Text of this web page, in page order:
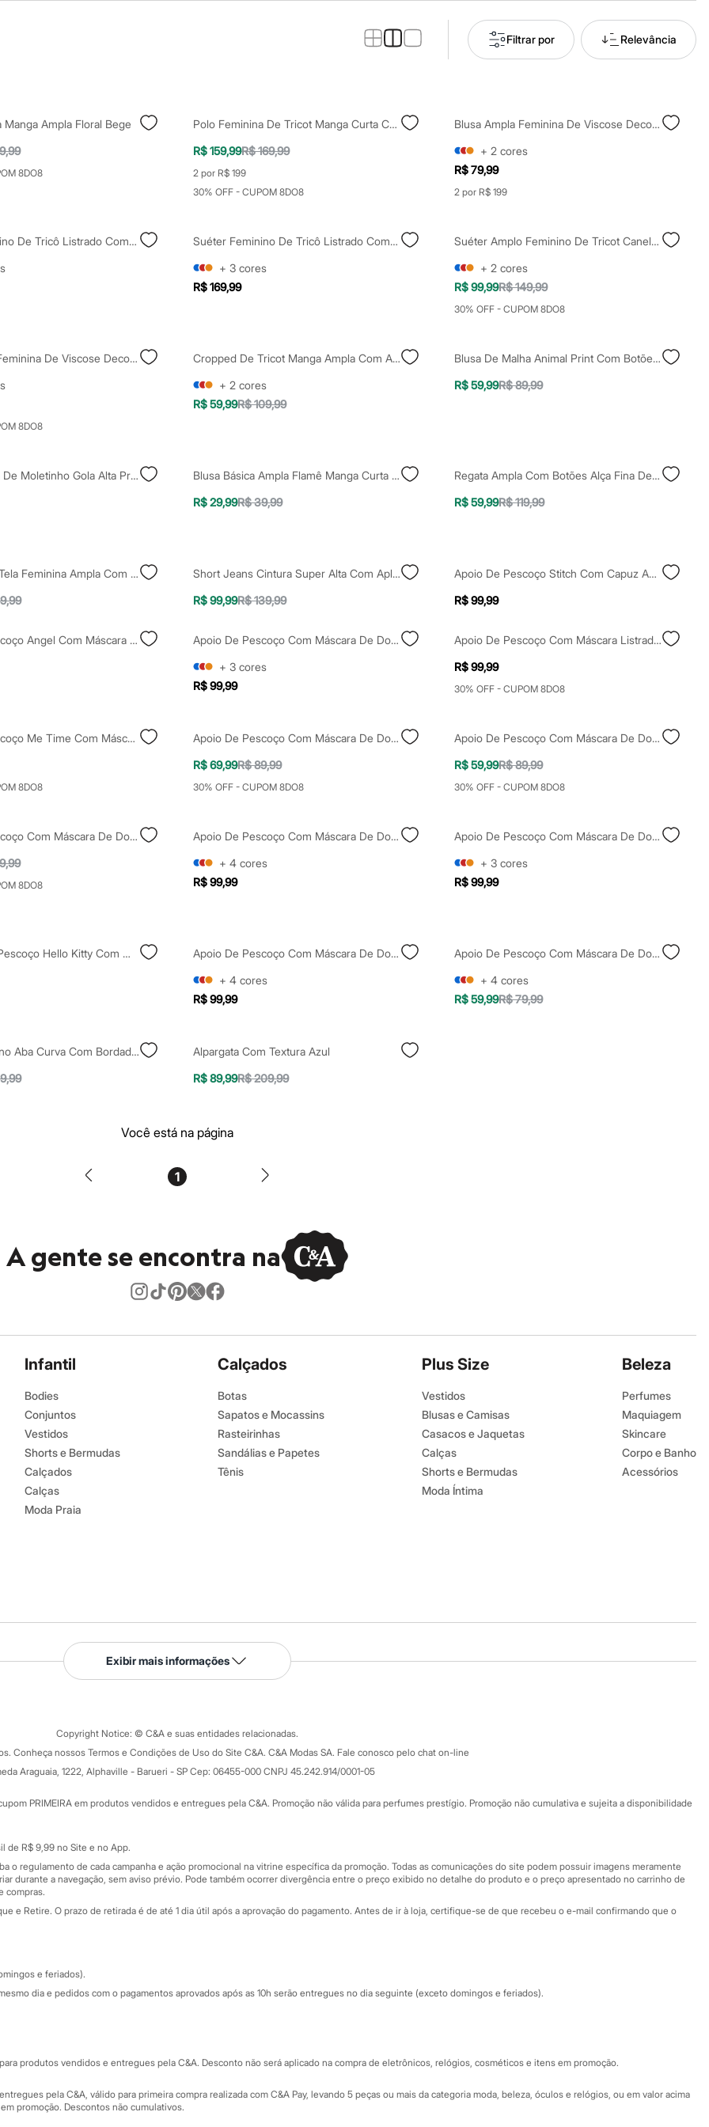
Filtrar por Relevância
Manga Ampla Floral Bege
8DO8
Polo Feminina De Tricot Manga Curta Com Aplicações Na Gola Off White
R$ 159,99R$ 169,99
2 por R$ 199
30% OFF - CUPOM 8DO8
Blusa Ampla Feminina De Viscose Decote Canoa Laranja
+ 2 cores
R$ 79,99
2 por R$ 199
Suéter Feminino De Tricô Listrado Com Manga Ampla Verde
Suéter Feminino De Tricô Listrado Com Manga Ampla Azul
+ 3 cores
R$ 169,99
Suéter Amplo Feminino De Tricot Canelado Vinho
+ 2 cores
R$ 99,99R$ 149,99
30% OFF - CUPOM 8DO8
Blusa Ampla Feminina De Viscose Decote Canoa Preta
8DO8
Cropped De Tricot Manga Ampla Com Amarração Bege
+ 2 cores
R$ 59,99R$ 109,99
Blusa De Malha Animal Print Com Botões E Cordão Manga Ampla Bege
R$ 59,99R$ 89,99
Regata Ampla De Moletinho Gola Alta Preta
Blusa Básica Ampla Flamê Manga Curta Decote Redondo Verde
R$ 29,99R$ 39,99
Regata Ampla Com Botões Alça Fina Decote Reto Lilás
R$ 59,99R$ 119,99
Camiseta De Tela Feminina Ampla Com Patch De Papagaio Manga Curta Decote Redondo Preta
Short Jeans Cintura Super Alta Com Aplicações Azul
R$ 99,99R$ 139,99
Apoio De Pescoço Stitch Com Capuz Azul
R$ 99,99
Apoio De Pescoço Angel Com Máscara Rosa
Apoio De Pescoço Com Máscara De Dormir Vinho
+ 3 cores
R$ 99,99
Apoio De Pescoço Com Máscara Listrado Vermelho
R$ 99,99
30% OFF - CUPOM 8DO8
Apoio De Pescoço Me Time Com Máscara Verde
8DO8
Apoio De Pescoço Com Máscara De Dormir Conchas Colorido
R$ 69,99R$ 89,99
30% OFF - CUPOM 8DO8
Apoio De Pescoço Com Máscara De Dormir Tomato Rosa
R$ 59,99R$ 89,99
30% OFF - CUPOM 8DO8
Apoio De Pescoço Com Máscara De Dormir Amarelo
8DO8
Apoio De Pescoço Com Máscara De Dormir Cinza
+ 4 cores
R$ 99,99
Apoio De Pescoço Com Máscara De Dormir Preto
+ 3 cores
R$ 99,99
Kit Apoio De Pescoço Hello Kitty Com Máscara Rosa
Apoio De Pescoço Com Máscara De Dormir Azul
+ 4 cores
R$ 99,99
Apoio De Pescoço Com Máscara De Dormir Lilás
+ 4 cores
R$ 59,99R$ 79,99
Boné Masculino Aba Curva Com Bordado Aplicado Green Day Off White
Alpargata Com Textura Azul
R$ 89,99R$ 209,99
Você está na página
1
A gente se encontra na
Infantil
Bodies
Conjuntos
Vestidos
Shorts e Bermudas
Calçados
Calças
Moda Praia
Calçados
Botas
Sapatos e Mocassins
Rasteirinhas
Sandálias e Papetes
Tênis
Plus Size
Vestidos
Blusas e Camisas
Casacos e Jaquetas
Calças
Shorts e Bermudas
Moda Íntima
Beleza
Perfumes
Maquiagem
Skincare
Corpo e Banho
Acessórios
Serviços
Tipos de serviços
Formas de pagamento
Todas as vantagens
Minha C&A
Cupons de desconto
Atendimento
Fale conosco
Central de ética
Eventos
Exibir mais informações
Copyright Notice: © C&A e suas entidades relacionadas.
Conheça nossos Termos e Condições de Uso do Site C&A. C&A Modas SA. Fale conosco pelo chat on-line
Araguaia, 1222, Alphaville - Barueri - SP Cep: 06455-000 CNPJ 45.242.914/0001-05
PRIMEIRA em produtos vendidos e entregues pela C&A. Promoção não válida para perfumes prestígio. Promoção não cumulativa e sujeita a disponibilidade
de R$ 9,99 no Site e no App.
o regulamento de cada campanha e ação promocional na vitrine específica da promoção. Todas as comunicações do site podem possuir imagens meramente
durante a navegação, sem aviso prévio. Pode também ocorrer divergência entre o preço exibido no detalhe do produto e o preço apresentado no carrinho de
compras.
e Retire. O prazo de retirada é de até 1 dia útil após a aprovação do pagamento. Antes de ir à loja, certifique-se de que recebeu o e-mail confirmando que o
e feriados).
dia e pedidos com o pagamentos aprovados após as 10h serão entregues no dia seguinte (exceto domingos e feriados).
produtos vendidos e entregues pela C&A. Desconto não será aplicado na compra de eletrônicos, relógios, cosméticos e itens em promoção.
pela C&A, válido para primeira compra realizada com C&A Pay, levando 5 peças ou mais da categoria moda, beleza, óculos e relógios, ou em valor acima
promoção. Descontos não cumulativos.